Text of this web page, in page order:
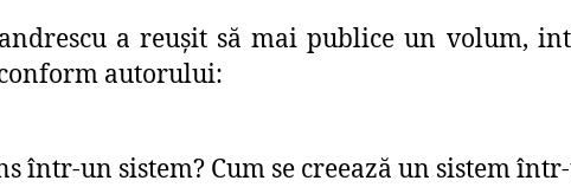
a reușit să mai publice un volum,
conform autorului:
într-un sistem? Cum se creează un sistem